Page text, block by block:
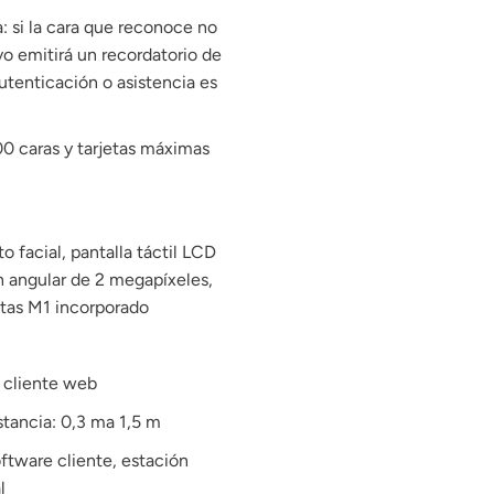
si la cara que reconoce no
emitirá un recordatorio de
o asistencia es
caras y tarjetas máximas
facial, pantalla táctil LCD
de 2 megapíxeles,
M1 incorporado
cliente web
0,3 ma 1,5 m
cliente, estación